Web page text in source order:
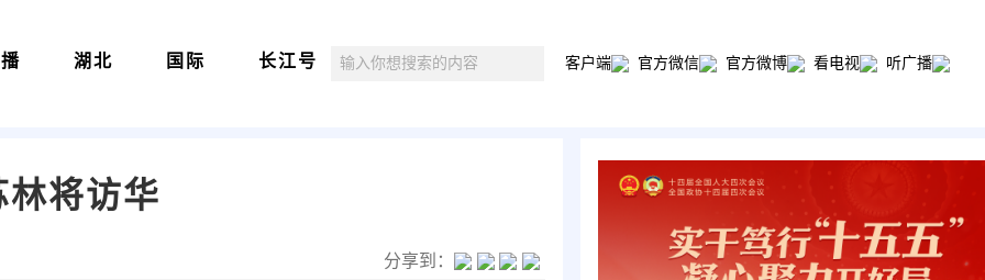
湖北 国际 长江号 客户端 官方微信 官方微博 看电视 听广播
将访华
分享到：